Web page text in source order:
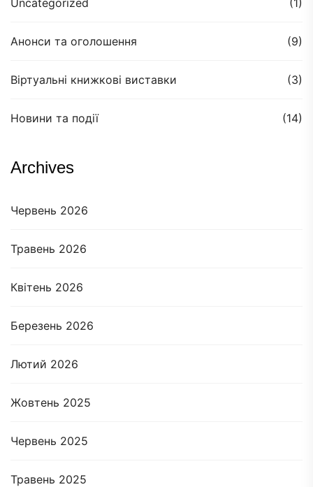
Uncategorized (1)
Анонси та оголошення (9)
Віртуальні книжкові виставки (3)
Новини та події (14)
Archives
Червень 2026
Травень 2026
Квітень 2026
Березень 2026
Лютий 2026
Жовтень 2025
Червень 2025
Травень 2025